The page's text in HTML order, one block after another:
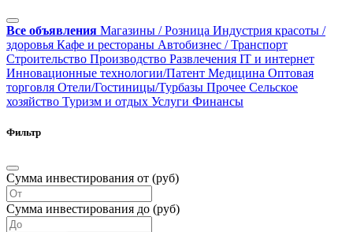
Все объявления Магазины / Розница Индустрия красоты /
здоровья Кафе и рестораны Автобизнес / Транспорт
Строительство Производство Развлечения IT и интернет
Инновационные технологии/Патент Медицина Оптовая
торговля Отели/Гостиницы/Турбазы Прочее Сельское
хозяйство Туризм и отдых Услуги Финансы
Фильтр
Сумма инвестирования от (руб)
Сумма инвестирования до (руб)